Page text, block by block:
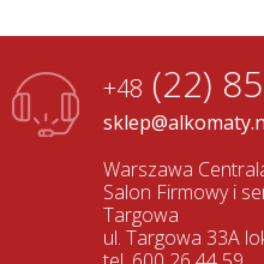
+48 (22)
Warszawa
Salon Firmowy i
Targowa
ul. Targowa 33A